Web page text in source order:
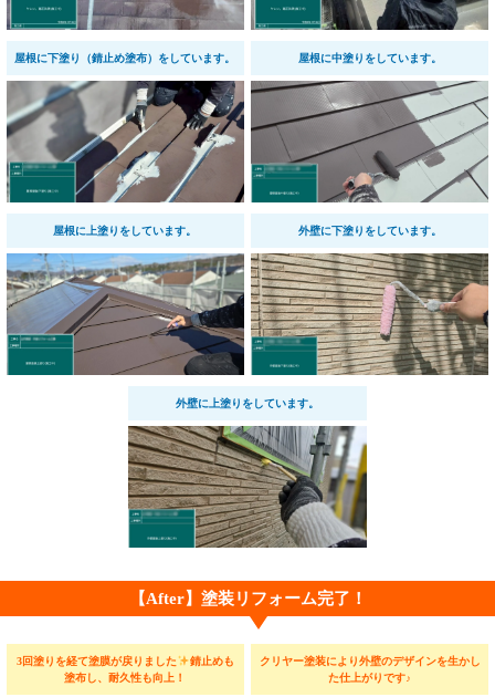
屋根に下塗り（錆止め塗布）をしています。 屋根に中塗りをしています。
屋根に上塗りをしています。 外壁に下塗りをしています。
外壁に上塗りをしています。
【After】塗装リフォーム完了！
3回塗りを経て塗膜が戻りました
錆止めも
塗布し、耐久性も向上！
クリヤー塗装により外壁のデザインを生かし
た仕上がりです♪